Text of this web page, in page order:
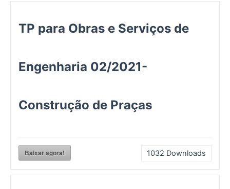
TP para Obras e Serviços de
Engenharia 02/2021-
Construção de Praças
Baixar agora! 1032 Downloads